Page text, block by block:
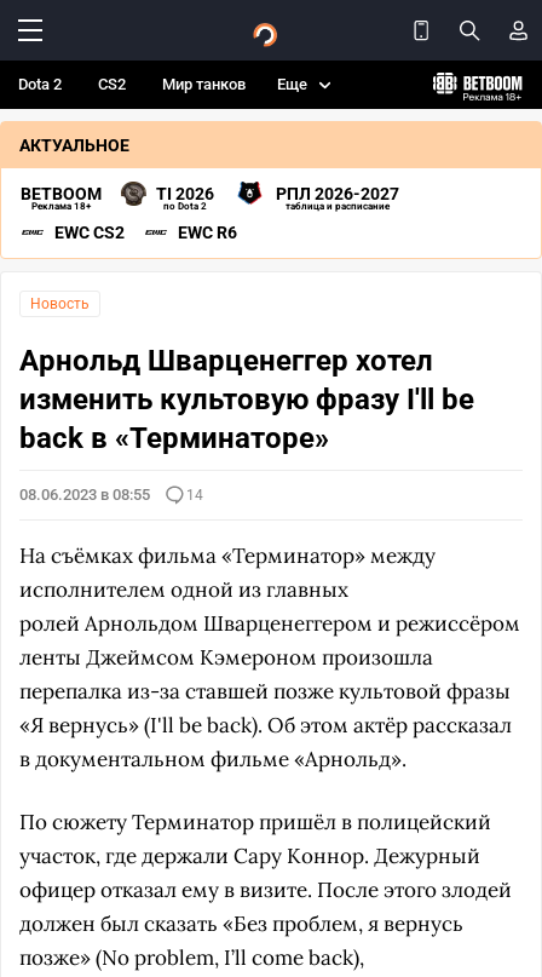
Dota 2 CS2 Мир танков Еще
АКТУАЛЬНОЕ
BETBOOM
Реклама 18+
TI 2026
по Dota 2
РПЛ 2026-2027
таблица и расписание
EWC CS2 EWC R6
Новость
Арнольд Шварценеггер хотел
изменить культовую фразу I'll be
back в «Терминаторе»
08.06.2023 в 08:55 14
На съёмках фильма «Терминатор» между
исполнителем одной из главных
ролей Арнольдом Шварценеггером и режиссёром
ленты Джеймсом Кэмероном произошла
перепалка из-за ставшей позже культовой фразы
«Я вернусь» (I'll be back). Об этом актёр рассказал
в документальном фильме «Арнольд».
По сюжету Терминатор пришёл в полицейский
участок, где держали Сару Коннор. Дежурный
офицер отказал ему в визите. После этого злодей
должен был сказать «Без проблем, я вернусь
позже» (No problem, I’ll come back),